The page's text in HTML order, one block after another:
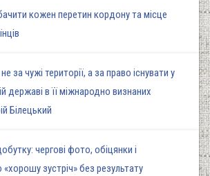
кожен перетин кордону та місце
за чужі території, а за право існувати у
державі в її міжнародно визнаних
Білецький
чергові фото, обіцянки і
зустріч» без результату